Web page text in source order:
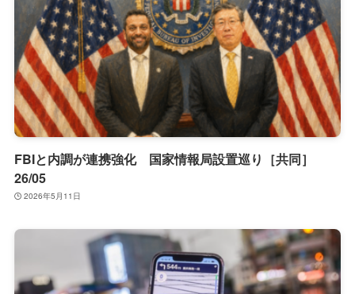
FBIと内調が連携強化 国家情報局設置巡り［共同］
26/05
2026年5月11日